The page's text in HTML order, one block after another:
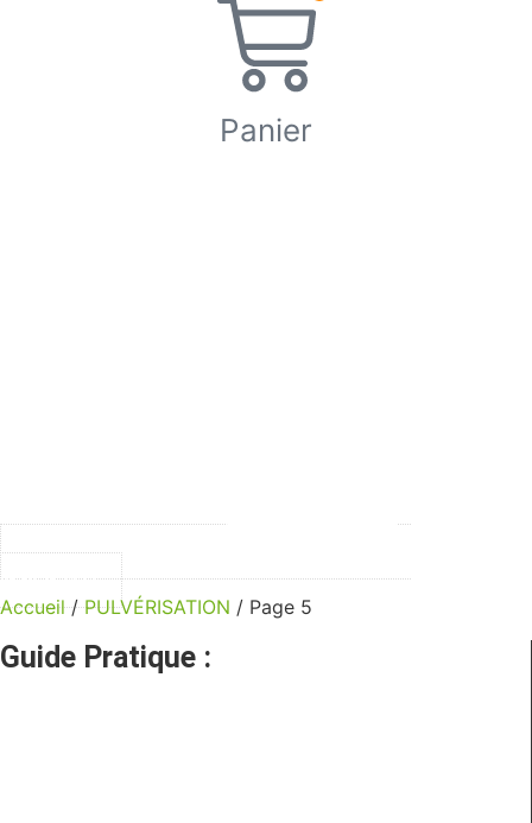
Panier
05 49 75 14 11
Accueil/PULVÉRISATION / Page 5
Guide Pratique :